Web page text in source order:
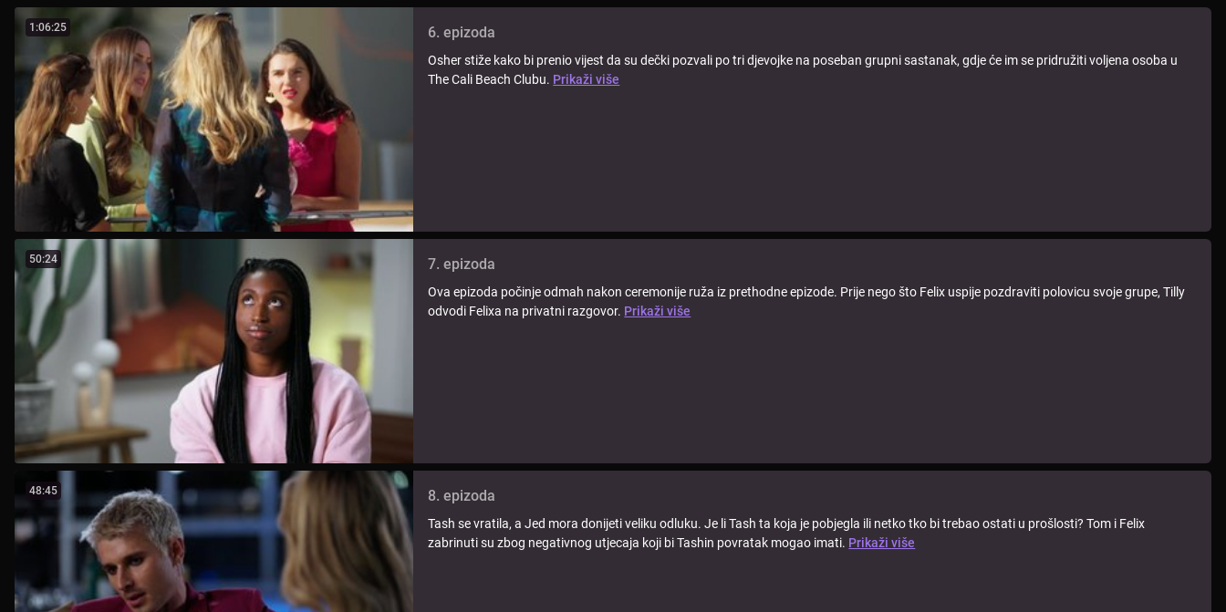
1:06:25 6. epizoda
Osher stiže kako bi prenio vijest da su dečki pozvali po tri djevojke na poseban grupni sastanak, gdje će im se pridružiti voljena osoba u
The Cali Beach Clubu. Prikaži više
50:24 7. epizoda
Ova epizoda počinje odmah nakon ceremonije ruža iz prethodne epizode. Prije nego što Felix uspije pozdraviti polovicu svoje grupe, Tilly
odvodi Felixa na privatni razgovor. Prikaži više
48:45 8. epizoda
Tash se vratila, a Jed mora donijeti veliku odluku. Je li Tash ta koja je pobjegla ili netko tko bi trebao ostati u prošlosti? Tom i Felix
zabrinuti su zbog negativnog utjecaja koji bi Tashin povratak mogao imati. Prikaži više